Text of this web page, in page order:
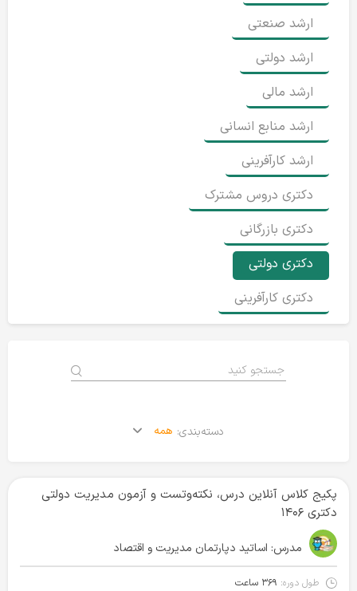
ارشد صنعتی
ارشد دولتی
ارشد مالی
ارشد منابع انسانی
ارشد کارآفرینی
دکتری دروس مشترک
دکتری بازرگانی
دکتری دولتی
دکتری کارآفرینی
دسته‌بندی: همه
پکیج کلاس آنلاین درس، نکته‌و‌تست و آزمون مدیریت دولتی
دکتری ۱۴۰۶
مدرس: اساتید دپارتمان مدیریت و اقتصاد
طول دوره: ۳۶۹ ساعت